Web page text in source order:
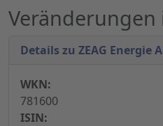
Veränderungen
Details zu ZEAG Energie
WKN:
781600
ISIN: